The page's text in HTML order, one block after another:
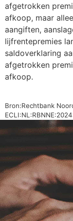
afgetrokken
afkoop, maar
aangiften,
lijfrentepremies
saldoverklaring
afgetrokken
afkoop.
Bron:Rechtbank